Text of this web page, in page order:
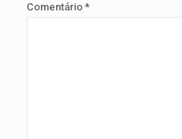
Comentário *